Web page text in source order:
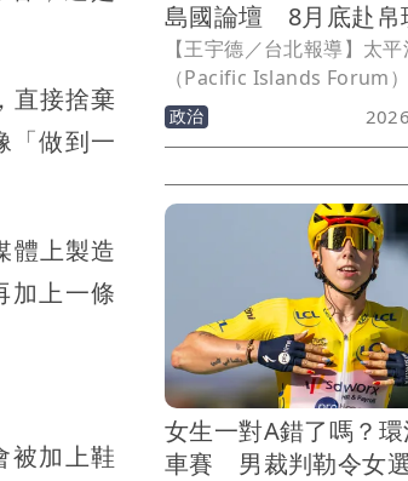
直接捨棄
「做到一
體上製造
加上一條
被加上鞋
島國論壇 8月底赴帛
【王宇德／台北報導】太
（Pacific Islands Forum
今年將受邀出席8月底在友
年度領袖峰會，時隔一年重
的發展夥伴」，展現台灣
外交與發展合作仍獲支持。
政治
女生一對A錯了嗎？
車賽 男裁判勒令女